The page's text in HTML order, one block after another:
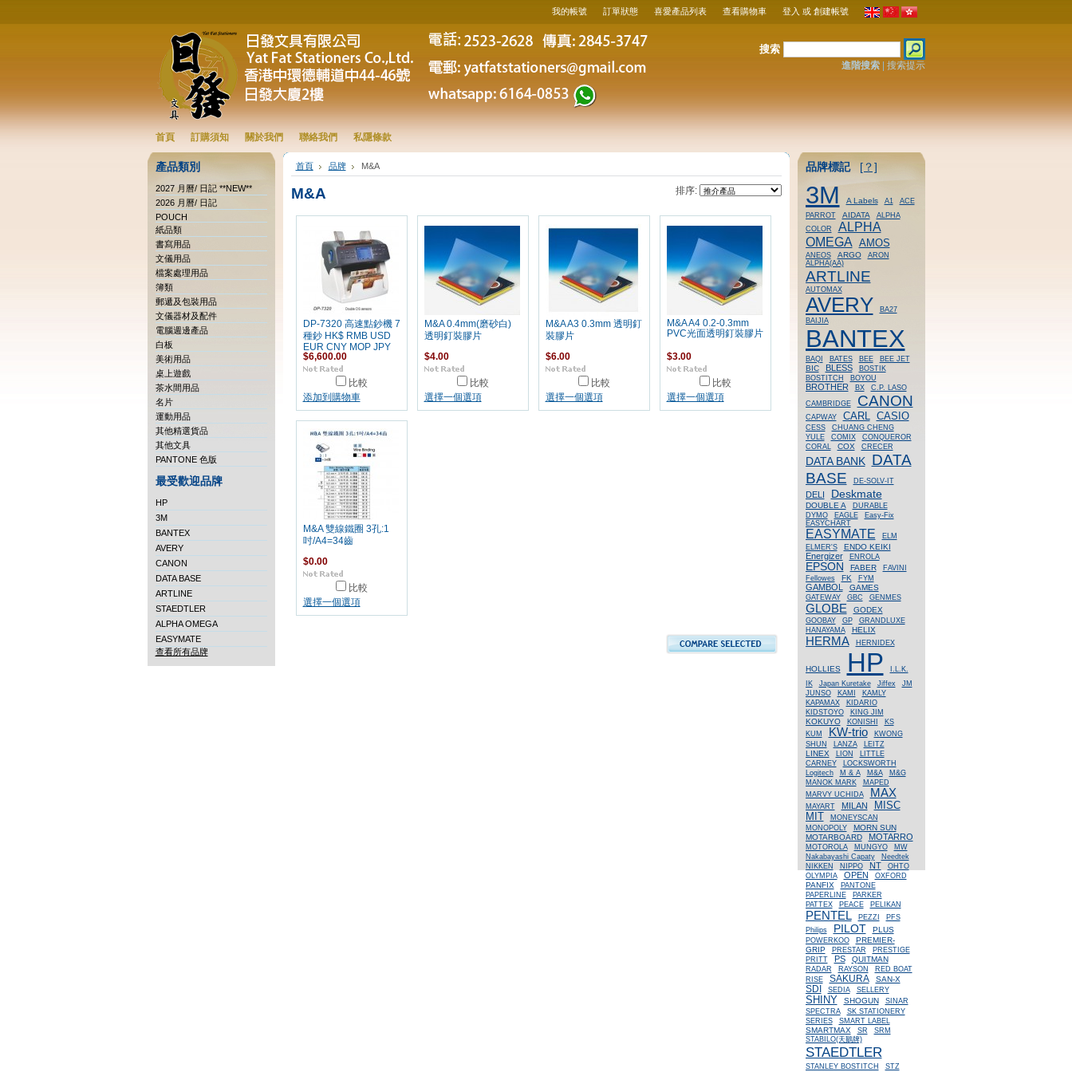
我的帳號 訂單狀態 喜愛產品列表 查看購物車 登入 或 創建帳號
搜索
進階搜索| 搜索提示
首頁 訂購須知 關於我們 聯絡我們 私隱條款
產品類別
2027 月曆/ 日記 **NEW**
2026 月曆/ 日記
POUCH
紙品類
書寫用品
文儀用品
檔案處理用品
簿類
郵遞及包裝用品
文儀器材及配件
電腦週邊產品
白板
美術用品
桌上遊戲
茶水間用品
名片
運動用品
其他精選貨品
其他文具
PANTONE 色版
最受歡迎品牌
HP
3M
BANTEX
AVERY
CANON
DATA BASE
ARTLINE
STAEDTLER
ALPHA OMEGA
EASYMATE
查看所有品牌
首頁 品牌 M&A
排序:
M&A
DP-7320 高速點鈔機 7
種鈔 HK$ RMB USD
EUR CNY MOP JPY
$6,600.00
比較
添加到購物車
M&A 0.4mm(磨砂白)
透明釘裝膠片
$4.00
比較
選擇一個選項
M&A A3 0.3mm 透明釘
裝膠片
$6.00
比較
選擇一個選項
M&A A4 0.2-0.3mm
PVC光面透明釘裝膠片
$3.00
比較
選擇一個選項
M&A 雙線鐵圈 3孔:1
吋/A4=34齒
$0.00
比較
選擇一個選項
品牌標記 [？]
3M A Labels A1
ACE
PARROT
AIDATA
ALPHA
COLOR
ALPHA
OMEGA AMOS
ANEOS ARGO
ARON
ALPHA(AA)
ARTLINE
AUTOMAX
AVERY
BA27
BAIJIA
BANTEX
BAQI BATES BEE BEE JET
BIC BLESS
BOSTIK
BOSTITCH
BOYOU
BROTHER BX
C.P. LASO
CAMBRIDGE
CANON
CAPWAY CARL CASIO
CESS
CHUANG CHENG
YULE
COMIX
CONQUEROR
CORAL
COX CRECER
DATA BANK DATA
BASE
DE-SOLV-IT
DELI Deskmate
DOUBLE A
DURABLE
DYMO
EAGLE
Easy-Fix
EASYCHART
EASYMATE
ELM
ELMER'S
ENDO KEIKI
Energizer ENROLA
EPSON FABER
FAVINI
Fellowes
FK FYM
GAMBOL GAMES
GATEWAY GBC GENMES
GLOBE GODEX
GOOBAY GP
GRANDLUXE
HANAYAMA
HELIX
HERMA HERNIDEX
HOLLIES HP
I.L.K.
IK
Japan Kuretake Jiffex
JM
JUNSO
KAMI
KAMLY
KAPAMAX
KIDARIO
KIDSTOYO
KING JIM
KOKUYO KONISHI
KS
KUM
KW-trio
KWONG
SHUN
LANZA LEITZ
LINEX LION
LITTLE
CARNEY
LOCKSWORTH
Logitech
M & A M&A
M&G
MANOK MARK
MAPED
MARVY UCHIDA
MAX
MAYART MILAN MISC
MIT
MONEYSCAN
MONOPOLY
MORN SUN
MOTARBOARD
MOTARRO
MOTOROLA MUNGYO
MW
Nakabayashi Capaty
Needtek
NIKKEN
NIPPO NT
OHTO
OLYMPIA
OPEN OXFORD
PANFIX
PANTONE
PAPERLINE
PARKER
PATTEX
PEACE PELIKAN
PENTEL PEZZI
PFS
Philips
PILOT PLUS
POWERKOO
PREMIER-
GRIP
PRESTAR
PRESTIGE
PRITT
PS QUITMAN
RADAR RAYSON
RED BOAT
RISE
SAKURA SAN-X
SDI SEDIA SELLERY
SHINY SHOGUN
SINAR
SPECTRA
SK STATIONERY
SERIES
SMART LABEL
SMARTMAX SR
SRM
STABILO(天鵝牌)
STAEDTLER
STANLEY BOSTITCH STZ